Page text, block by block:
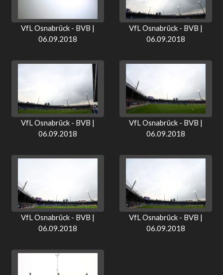
VfL Osnabrück - BVB |
06.09.2018
VfL Osnabrück - BVB |
06.09.2018
VfL Osnabrück - BVB |
06.09.2018
VfL Osnabrück - BVB |
06.09.2018
VfL Osnabrück - BVB |
06.09.2018
VfL Osnabrück - BVB |
06.09.2018